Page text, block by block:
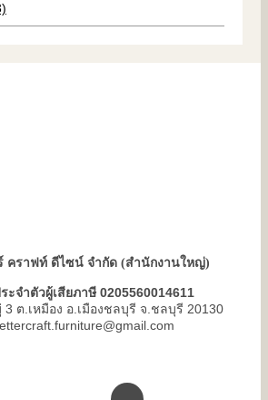
คราฟท์ ดีไซน์ จำกัด (สำนักงานใหญ่)
ะจำตัวผู้เสียภาษี 0205560014611
3 ต.เหมือง อ.เมืองชลบุรี จ.ชลบุรี 20130